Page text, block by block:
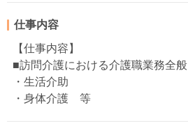
仕事内容
【仕事内容】
■訪問介護における介護職業務全般
・生活介助
・身体介護 等